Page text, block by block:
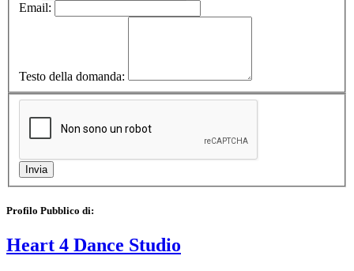
Email:
Testo della domanda:
Profilo Pubblico di:
Heart 4 Dance Studio